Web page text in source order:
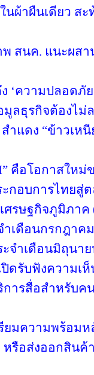
นผ้าผืนเดียว
พ สนค. แนะผส
‘ความปลอดภั
มูลธุรกิจต้องไ
แดง “ข้าวเห
คือโอกาสใหม่
กอบการไทยสู่
ษฐกิจภูมิภาค
ำเดือนกรกฎาค
จำเดือนมิถุนาย
รับฟังความเห็
ารสื่อสำหรับค
มความพร้อมห
รือส่งออกสินค้